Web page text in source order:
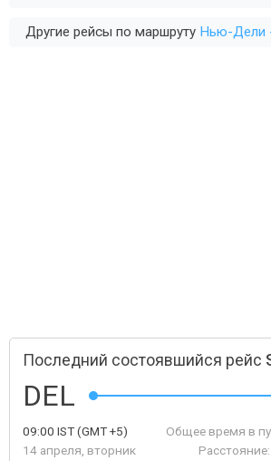
Другие рейсы по маршруту Нью-Дели
Последний состоявшийся рейс
DEL
09:00 IST(GMT +5)
14 апреля, вторник
Общее время в
Расстояние: